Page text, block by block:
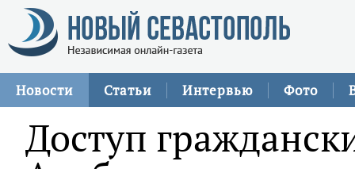
Новости Статьи Интервью Фото
Доступ